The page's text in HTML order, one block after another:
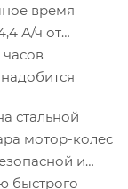
время
А/ч от
стальной
мотор-колес
и
быстрого